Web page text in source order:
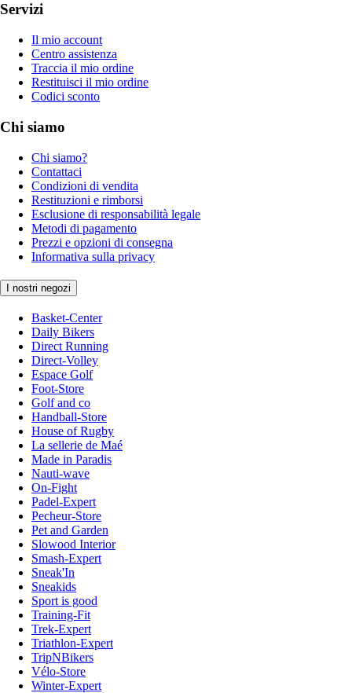
Servizi
Il mio account
Centro assistenza
Traccia il mio ordine
Restituisci il mio ordine
Codici sconto
Chi siamo
Chi siamo?
Contattaci
Condizioni di vendita
Restituzioni e rimborsi
Esclusione di responsabilità legale
Metodi di pagamento
Prezzi e opzioni di consegna
Informativa sulla privacy
I nostri negozi
Basket-Center
Daily Bikers
Direct Running
Direct-Volley
Espace Golf
Foot-Store
Golf and co
Handball-Store
House of Rugby
La sellerie de Maé
Made in Paradis
Nauti-wave
On-Fight
Padel-Expert
Pecheur-Store
Pet and Garden
Slowood Interior
Smash-Expert
Sneak'In
Sneakids
Sport is good
Training-Fit
Trek-Expert
Triathlon-Expert
TripNBikers
Vélo-Store
Winter-Expert